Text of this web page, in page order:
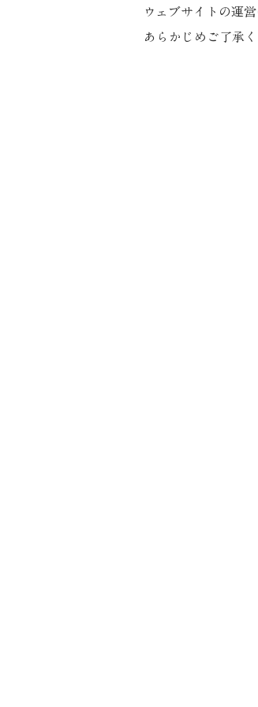
ウェブサイトの運
あらかじめご了承く